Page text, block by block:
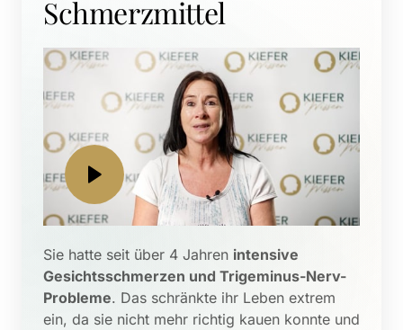
Schmerzmittel
Sie hatte seit über 4 Jahren intensive
Gesichtsschmerzen und Trigeminus-Nerv-
Probleme. Das schränkte ihr Leben extrem
ein, da sie nicht mehr richtig kauen konnte und